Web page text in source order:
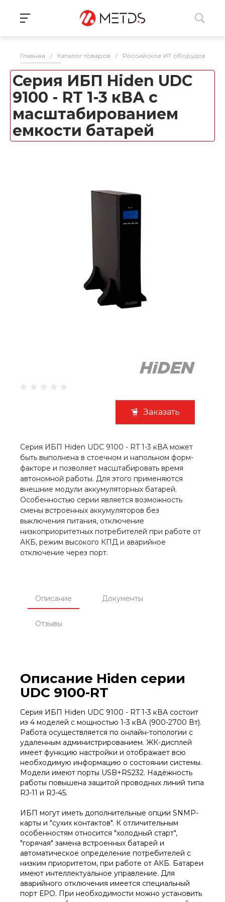
Главная / Каталог товаров / Российское ИТ оборудование
Серия ИБП Hiden UDC
9100 - RT 1-3 кВА с
масштабированием
емкости батарей
Заказать
Серия ИБП Hiden UDC 9100 - RT 1-3 кВА может
быть выполнена в стоечном и напольном форм-
факторе и позволяет масштабировать время
автономной работы. Для этого применяются
внешние модули аккумуляторных батарей.
Особенностью серии является возможность
смены встроенных аккумуляторов без
выключения питания, отключение
низкоприоритетных потребителей при работе от
АКБ, режим высокого КПД и аварийное
отключение через порт.
Описание Документы
Отзывы
Описание Hiden серии
UDC 9100-RT
Серия ИБП Hiden UDC 9100 - RT 1-3 кВА состоит
из 4 моделей с мощностью 1-3 кВА (900-2700 Вт).
Работа осуществляется по онлайн-топологии с
удаленным администрированием. ЖК-дисплей
имеет функцию настройки и отображает всю
необходимую информацию о состоянии системы.
Модели имеют порты USB+RS232. Надёжность
работы повышена защитой проводных линий типа
RJ-11 и RJ-45.
ИБП могут иметь дополнительные опции SNMP-
карты и "сухих контактов". К отличительным
особенностям относится "холодный старт",
"горячая" замена встроенных батарей и
автоматическое определение потребителей с
низким приоритетом, при работе от АКБ. Батареи
имеют интеллектуальное управление. Для
аварийного отключения имеется специальный
порт ЕРО. При необходимости можно установить